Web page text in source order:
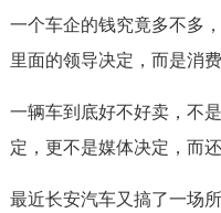
一个车企的钱究竟多不多
里面的领导决定，而是消费
一辆车到底好不好卖，不
定，更不是媒体决定，而
最近长安汽车又搞了一场